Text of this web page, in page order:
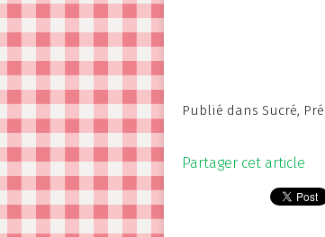
Publié dans Sucré,
Partager cet article